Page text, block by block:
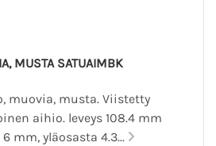
MUSTA SATUAIMBK
muovia, musta. Viistetty
aihio. leveys 108.4 mm
mm, yläosasta 4.3...